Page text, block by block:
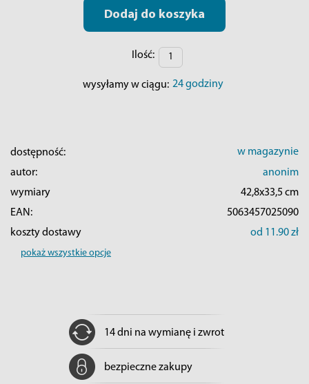
Dodaj do koszyka
Ilość:
wysyłamy w ciągu: 24 godziny
dostępność:
w magazynie
autor:
anonim
wymiary
42,8x33,5 cm
EAN:
5063457025090
koszty dostawy
od 11.90 zł
pokaż wszystkie opcje
14 dni na wymianę i zwrot
bezpieczne zakupy